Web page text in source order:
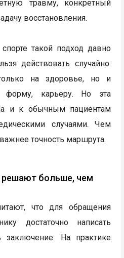
травму, конкретный
восстановления.
такой подход давно
действовать случайно:
на здоровье, но и
форму, карьеру. Но эта
и к обычным пациентам
случаями. Чем
точность маршрута.
больше, чем
что для обращения
достаточно написать
На практике